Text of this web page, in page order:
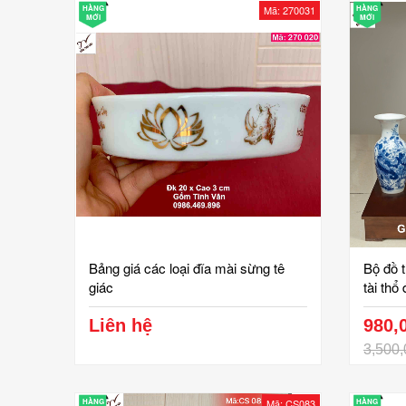
HÀNG
MỚI
Mã: 270031
Bảng giá các loại đĩa mài sừng tê
giác
Liên hệ
HÀNG
MỚI
Bộ đồ
tài thổ
lam,
vân
HÀNG
HÀNG